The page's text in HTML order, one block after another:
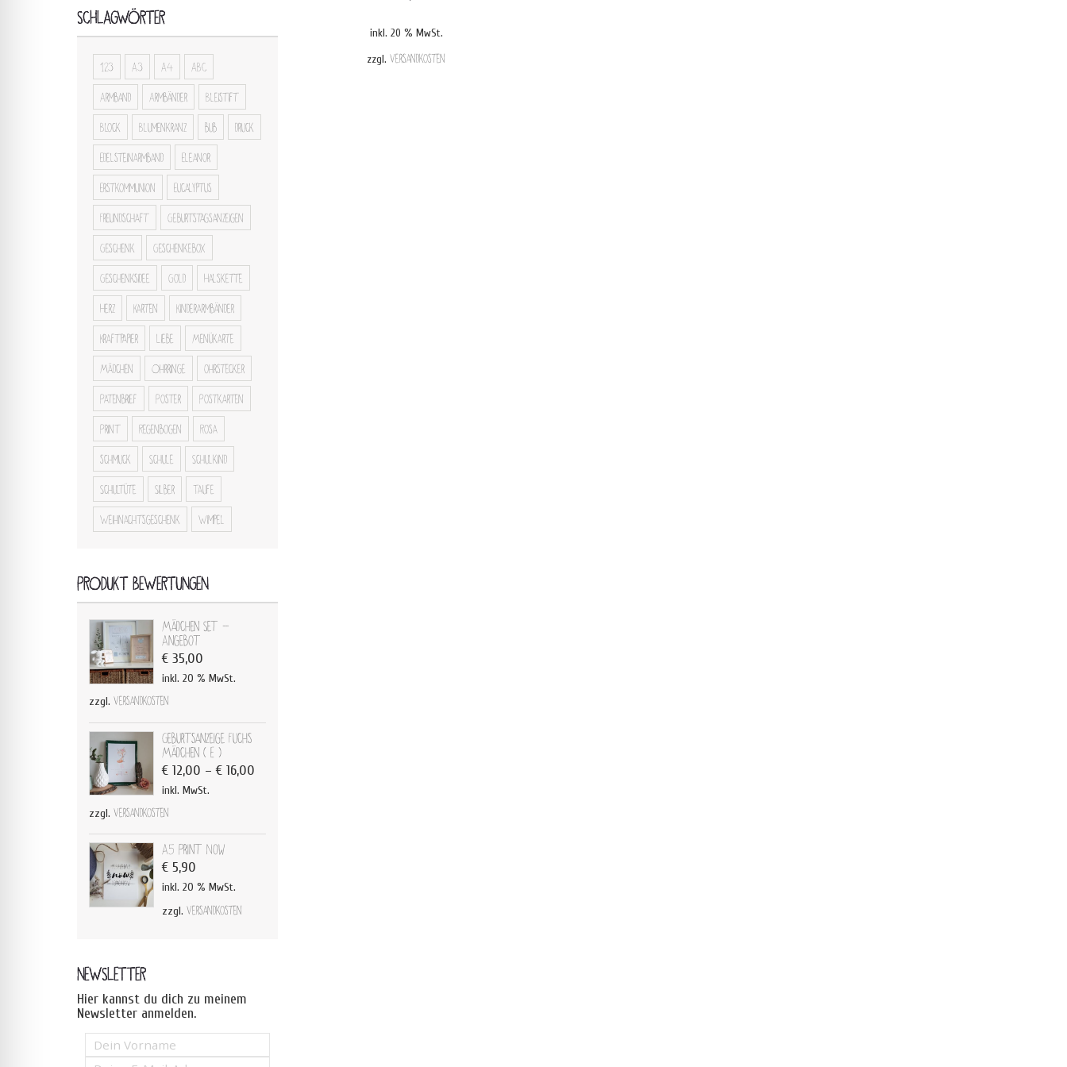
inkl. 20 % MwSt.
zzgl.Versandkosten
SCHLAGWÖRTER
123 A3 A4 ABC
Armband Armbänder Bleistift
Block Blumenkranz bub druck
Edelsteinarmband Eleanor
Erstkommunion Eucalyptus
Freundschaft Geburtstagsanzeigen
Geschenk Geschenkebox
Geschenksidee Gold Halskette
Herz Karten Kinderarmbänder
Kraftpapier Liebe Menükarte
Mädchen Ohrringe ohrstecker
Patenbrief Poster Postkarten
Print Regenbogen Rosa
schmuck Schule Schulkind
Schultüte Silber Taufe
Weihnachtsgeschenk Wimpel
PRODUKT BEWERTUNGEN
Mädchen Set -
Angebot
€35,00
inkl. 20 % MwSt.
zzgl. Versandkosten
Geburtsanzeige Fuchs
Mädchen ( E )
€12,00 –€16,00
inkl. MwSt.
zzgl. Versandkosten
A5 Print Now
€5,90
inkl. 20 % MwSt.
zzgl. Versandkosten
NEWSLETTER
Hier kannst du dich zu meinem
Newsletter anmelden.